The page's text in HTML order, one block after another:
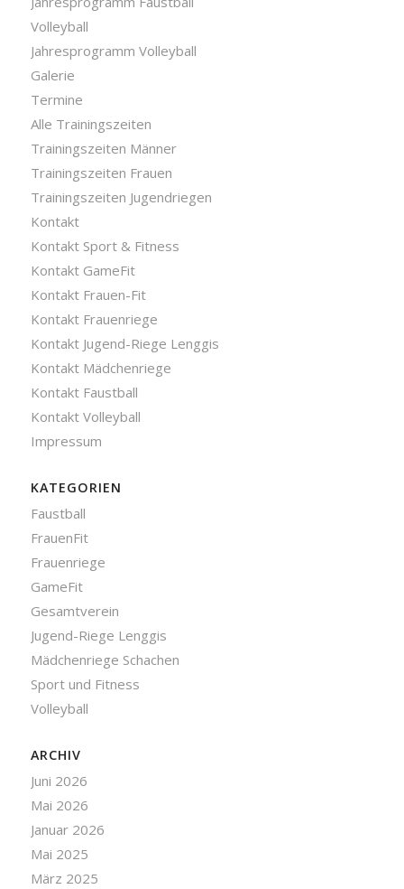
Volleyball
Jahresprogramm Volleyball
Galerie
Termine
Alle Trainingszeiten
Trainingszeiten Männer
Trainingszeiten Frauen
Trainingszeiten Jugendriegen
Kontakt
Kontakt Sport & Fitness
Kontakt GameFit
Kontakt Frauen-Fit
Kontakt Frauenriege
Kontakt Jugend-Riege Lenggis
Kontakt Mädchenriege
Kontakt Faustball
Kontakt Volleyball
Impressum
KATEGORIEN
Faustball
FrauenFit
Frauenriege
GameFit
Gesamtverein
Jugend-Riege Lenggis
Mädchenriege Schachen
Sport und Fitness
Volleyball
ARCHIV
Juni 2026
Mai 2026
Januar 2026
Mai 2025
März 2025